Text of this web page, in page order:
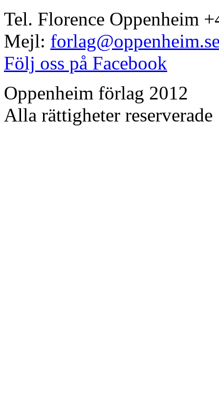
Tel. Florence Oppenheim
Mejl:
Följ oss på Facebook
Oppenheim förlag 2012
Alla rättigheter reserverade